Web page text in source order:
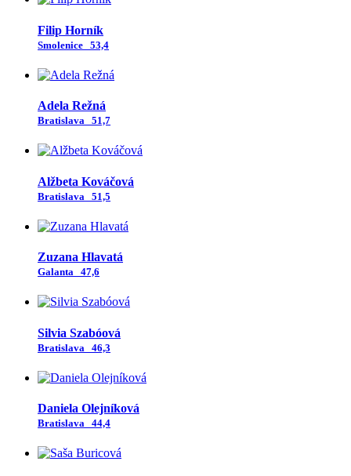
Filip Horník
Smolenice 53,4
Adela Režná
Bratislava 51,7
Alžbeta Kováčová
Bratislava 51,5
Zuzana Hlavatá
Galanta 47,6
Silvia Szabóová
Bratislava 46,3
Daniela Olejníková
Bratislava 44,4